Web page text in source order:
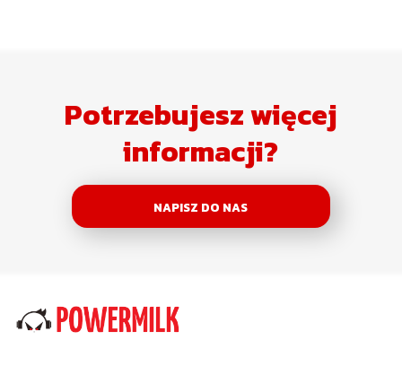
Potrzebujesz więcej
informacji?
NAPISZ DO NAS